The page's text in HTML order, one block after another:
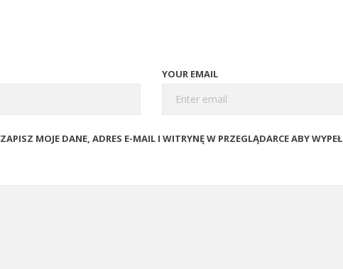
YOUR EMAIL
ZAPISZ MOJE DANE, ADRES E-MAIL I WITRYNĘ W PRZEGLĄDARCE ABY